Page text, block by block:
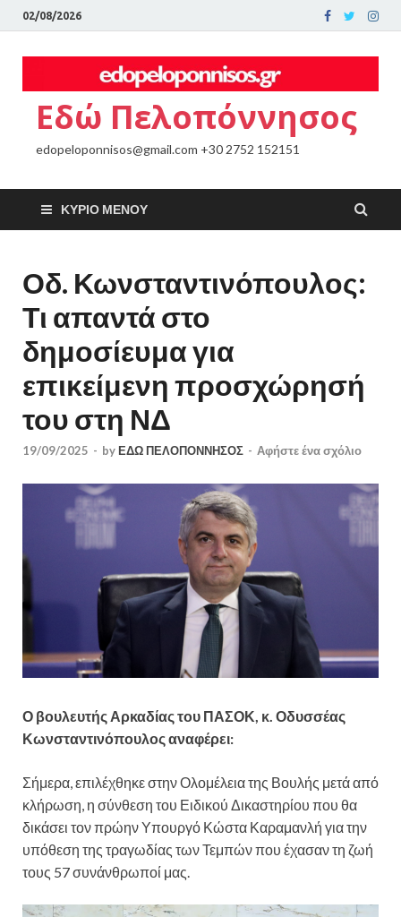
02/08/2026
Εδώ Πελοπόννησος
edopeloponnisos@gmail.com +30 2752 152151
ΚΎΡΙΟ ΜΕΝΟΎ
Οδ. Κωνσταντινόπουλος:
Τι απαντά στο
δημοσίευμα για
επικείμενη προσχώρησή
του στη ΝΔ
19/09/2025 - byΕΔΩ ΠΕΛΟΠΟΝΝΗΣΟΣ - Αφήστε ένα σχόλιο
Ο βουλευτής Αρκαδίας του ΠΑΣΟΚ, κ. Οδυσσέας
Κωνσταντινόπουλος αναφέρει:
Σήμερα, επιλέχθηκε στην Ολομέλεια της Βουλής μετά από
κλήρωση, η σύνθεση του Ειδικού Δικαστηρίου που θα
δικάσει τον πρώην Υπουργό Κώστα Καραμανλή για την
υπόθεση της τραγωδίας των Τεμπών που έχασαν τη ζωή
τους 57 συνάνθρωποί μας.